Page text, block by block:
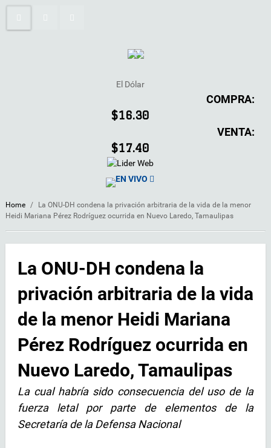
El Dólar
COMPRA:
$16.30
VENTA:
$17.40
EN VIVO
Home /
La ONU-DH condena la privación arbitraria de la vida de la menor
Heidi Mariana Pérez Rodríguez ocurrida en Nuevo Laredo, Tamaulipas
La ONU-DH condena la
privación arbitraria de la vida
de la menor Heidi Mariana
Pérez Rodríguez ocurrida en
Nuevo Laredo, Tamaulipas
La cual habría sido consecuencia del uso de la
fuerza letal por parte de elementos de la
Secretaría de la Defensa Nacional